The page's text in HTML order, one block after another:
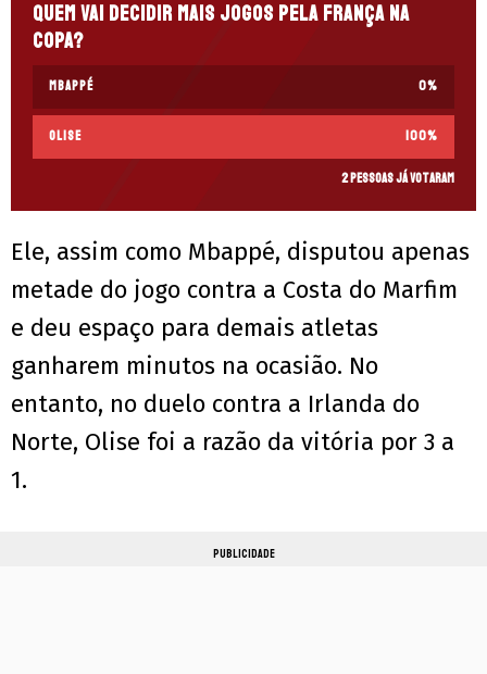
Quem vai decidir mais jogos pela França na
Copa?
Mbappé 0%
Olise 100%
2 pessoas já votaram
Ele, assim como Mbappé, disputou apenas
metade do jogo contra a Costa do Marfim
e deu espaço para demais atletas
ganharem minutos na ocasião. No
entanto, no duelo contra a Irlanda do
Norte, Olise foi a razão da vitória por 3 a
1.
PUBLICIDADE